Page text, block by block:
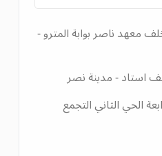
معهد ناصر بوابة المترو -
الحي الثاني التجمع